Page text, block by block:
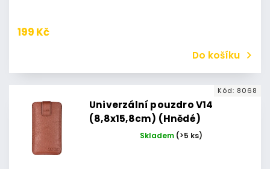
199 Kč
Do košíku
Univerzální pouzdro V14
(8,8x15,8cm) (Hnědé)
Skladem (>5 ks)
Kód: 8068